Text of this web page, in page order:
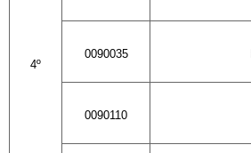
4º
0090035
0090110